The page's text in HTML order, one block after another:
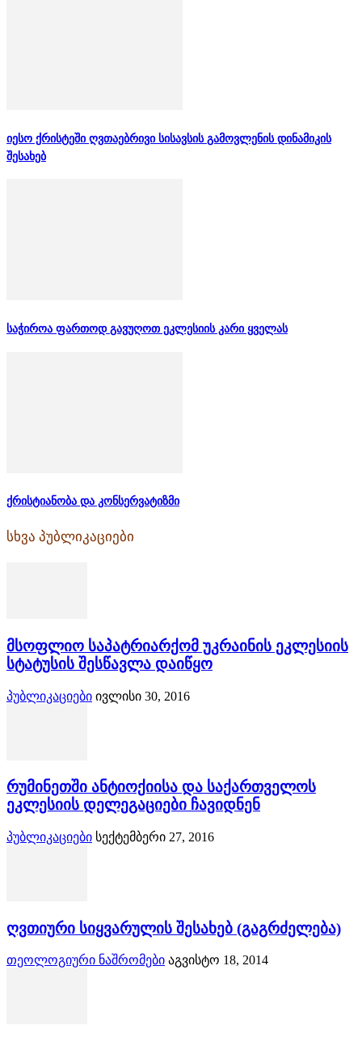
იესო ქრისტეში ღვთაებრივი სისავსის გამოვლენის დინამიკის
შესახებ
საჭიროა ფართოდ გავუღოთ ეკლესიის კარი ყველას
ქრისტიანობა და კონსერვატიზმი
სხვა პუბლიკაციები
მსოფლიო საპატრიარქომ უკრაინის ეკლესიის
სტატუსის შესწავლა დაიწყო
პუბლიკაციები ივლისი 30, 2016
რუმინეთში ანტიოქიისა და საქართველოს
ეკლესიის დელეგაციები ჩავიდნენ
პუბლიკაციები სექტემბერი 27, 2016
ღვთიური სიყვარულის შესახებ (გაგრძელება)
თეოლოგიური ნაშრომები აგვისტო 18, 2014